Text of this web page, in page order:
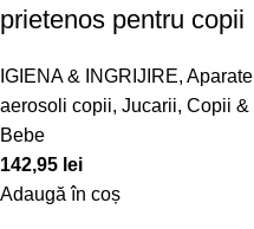
prietenos pentru copii
IGIENA & INGRIJIRE, Aparate
aerosoli copii, Jucarii, Copii &
Bebe
142,95 lei
Adaugă în coș